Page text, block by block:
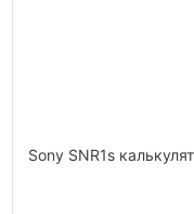
Sony SNR1s